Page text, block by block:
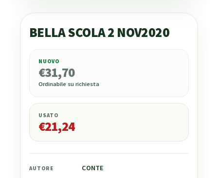
BELLA SCOLA 2 NOV2020
31,70
NUOVO
€31,70
Ordinabile su richiesta
USATO
€21,24
AUTORE CONTE